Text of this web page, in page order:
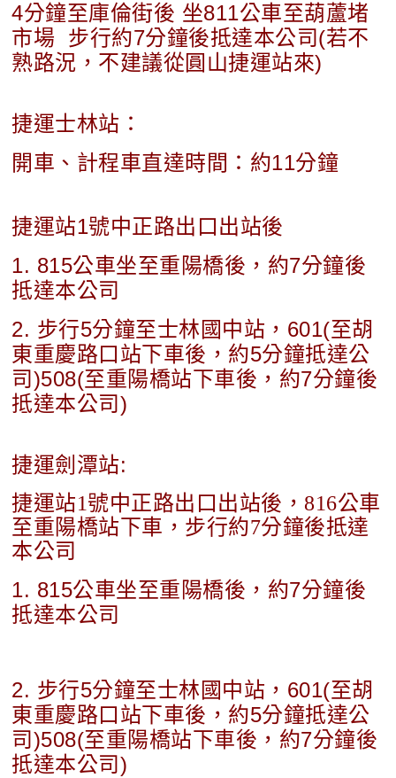
4分鐘至庫倫街後 坐811公車至葫蘆堵
市場 步行約7分鐘後抵達本公司(若不
熟路況，不建議從圓山捷運站來)
捷運士林站：
開車、計程車直達時間：約11分鐘
捷運站1號中正路出口出站後
1. 815公車坐至重陽橋後，約7分鐘後
抵達本公司
2. 步行5分鐘至士林國中站，601(至胡
東重慶路口站下車後，約5分鐘抵達公
司)508(至重陽橋站下車後，約7分鐘後
抵達本公司)
捷運劍潭站:
捷運站1號中正路出口出站後，816公車
至重陽橋站下車，步行約7分鐘後抵達
本公司
1. 815公車坐至重陽橋後，約7分鐘後
抵達本公司
2. 步行5分鐘至士林國中站，601(至胡
東重慶路口站下車後，約5分鐘抵達公
司)508(至重陽橋站下車後，約7分鐘後
抵達本公司)